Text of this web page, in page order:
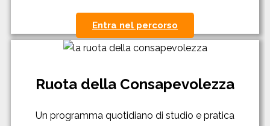
Entra nel percorso
Ruota della Consapevolezza
Un programma quotidiano di studio e pratica